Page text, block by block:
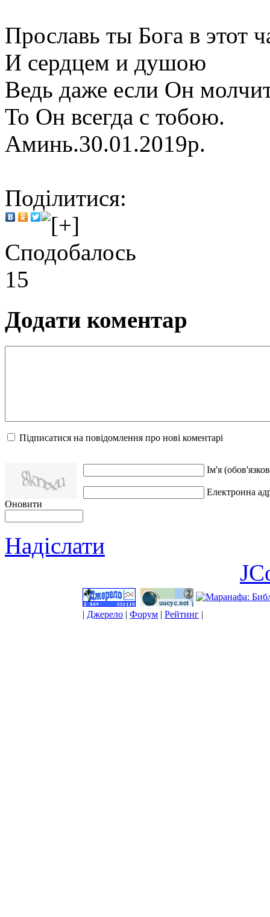
Прославь ты Бога в этот
И сердцем и душою
Ведь даже если Он
То Он всегда с тобою.
Аминь.30.01.2019р.
Поділитися:
Сподобалось
15
Додати коментар
Підписатися на повідомлення про нові коментарі
Оновити
Ім'я
Електронна
Надіслати
| Джерело | Форум | Рейтинг |